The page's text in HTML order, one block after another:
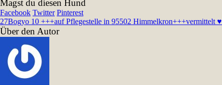
Magst du diesen Hund
Facebook Twitter Pinterest
27Bogyo 10 +++auf Pflegestelle in 95502 Himmelkron+++vermittelt ♥
Über den Autor